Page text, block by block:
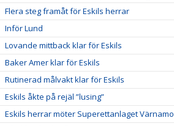
Flera steg framåt för Eskils herrar
Inför Lund
Lovande mittback klar för Eskils
Baker Amer klar för Eskils
Rutinerad målvakt klar för Eskils
Eskils åkte på rejäl ”lusing”
Eskils herrar möter Superettanlaget Värnamo